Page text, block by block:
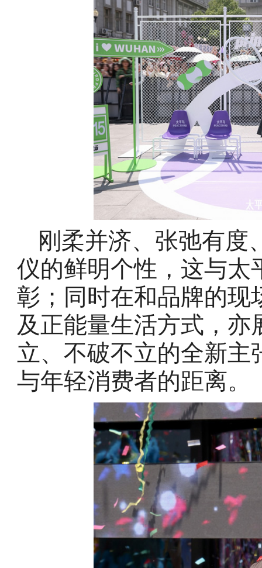
刚柔并济、张弛有度
仪的鲜明个性，这与太
彰；同时在和品牌的现
及正能量生活方式，
立、不破不立的全新
与年轻消费者的距离。